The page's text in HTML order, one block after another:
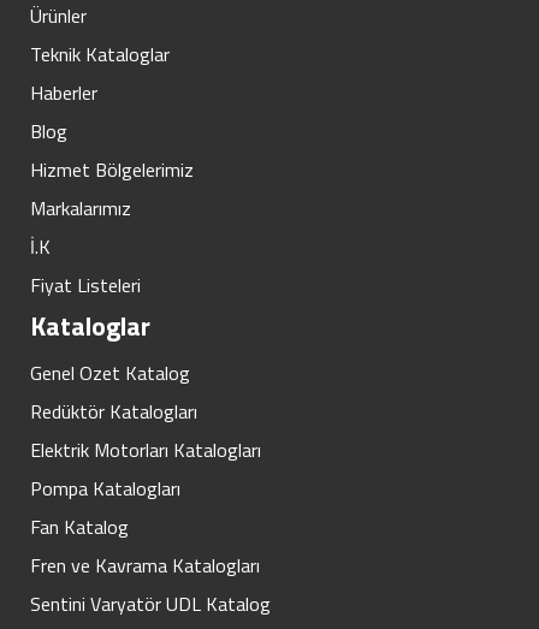
Ürünler
Teknik Kataloglar
Haberler
Blog
Hizmet Bölgelerimiz
Markalarımız
İ.K
Fiyat Listeleri
Kataloglar
Genel Ozet Katalog
Redüktör Katalogları
Elektrik Motorları Katalogları
Pompa Katalogları
Fan Katalog
Fren ve Kavrama Katalogları
Sentini Varyatör UDL Katalog